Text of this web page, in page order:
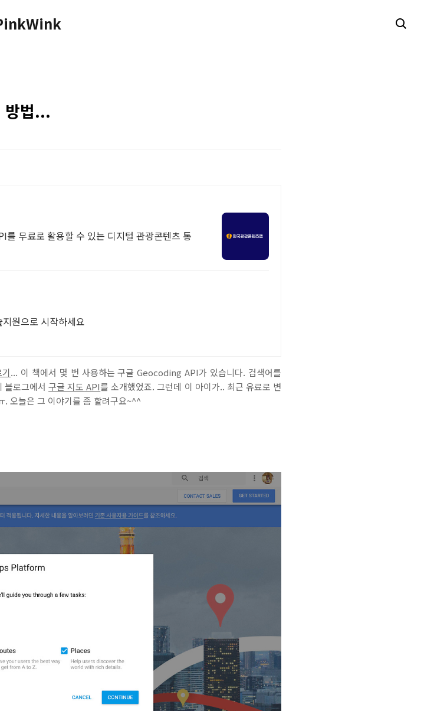
방법...
를 무료로 활용할 수 있는 디지털 관광콘텐츠 통
원으로 시작하세요
... 이 책에서 몇 번 사용하는 구글 Geocoding API가 있습니다. 검색어를
블로그에서구글 지도 API를 소개했었죠. 그런데 이 아이가.. 최근 유료로 변
. 오늘은 그 이야기를 좀 할려구요~^^